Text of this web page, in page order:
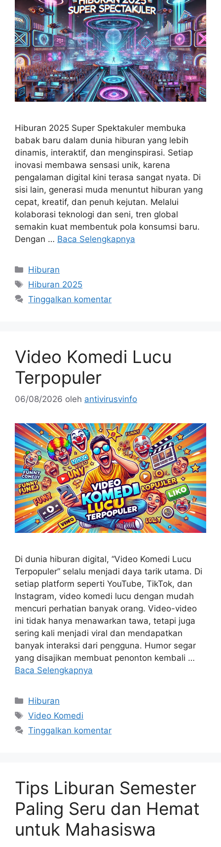
Hiburan 2025 Super Spektakuler membuka
babak baru dalam dunia hiburan yang lebih
dinamis, interaktif, dan menginspirasi. Setiap
inovasi membawa sensasi unik, karena
pengalaman digital kini terasa sangat nyata. Di
sisi lain, generasi muda menuntut hiburan yang
cepat, kreatif, dan penuh kejutan. Melalui
kolaborasi teknologi dan seni, tren global
semakin kuat membentuk pola konsumsi baru.
Dengan … Baca Selengkapnya
Kategori
Hiburan
Tag
Hiburan 2025
Tinggalkan komentar
Video Komedi Lucu
Terpopuler
06/08/2026 oleh antivirusvinfo
Di dunia hiburan digital, “Video Komedi Lucu
Terpopuler” selalu menjadi daya tarik utama. Di
setiap platform seperti YouTube, TikTok, dan
Instagram, video komedi lucu dengan mudah
mencuri perhatian banyak orang. Video-video
ini tidak hanya menawarkan tawa, tetapi juga
sering kali menjadi viral dan mendapatkan
banyak interaksi dari pengguna. Humor segar
yang disajikan membuat penonton kembali …
Baca Selengkapnya
Kategori
Hiburan
Tag
Video Komedi
Tinggalkan komentar
Tips Liburan Semester
Paling Seru dan Hemat
untuk Mahasiswa